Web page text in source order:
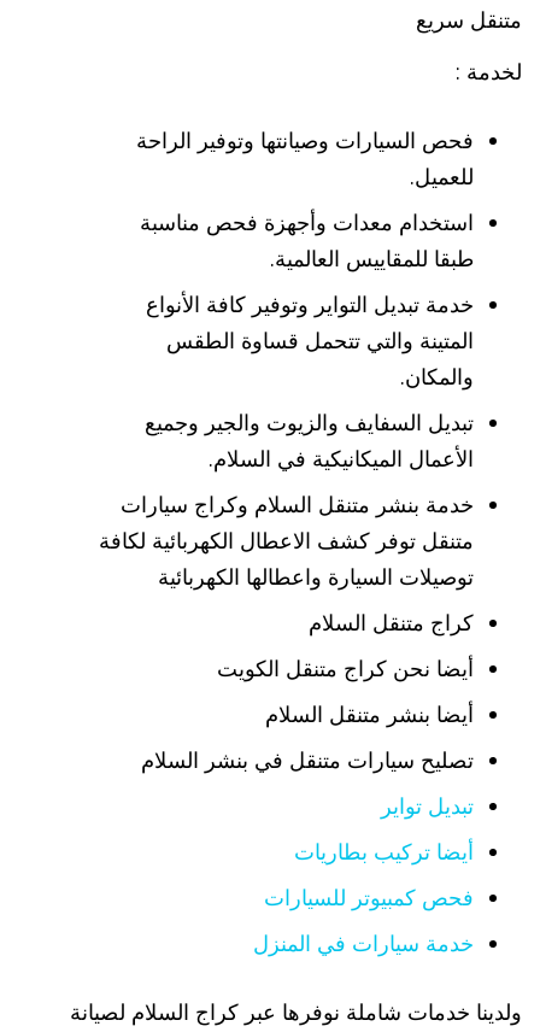
متنقل سريع
لخدمة :
فحص السيارات وصيانتها وتوفير الراحة
للعميل.
استخدام معدات وأجهزة فحص مناسبة
طبقا للمقاييس العالمية.
خدمة تبديل التواير وتوفير كافة الأنواع
المتينة والتي تتحمل قساوة الطقس
والمكان.
تبديل السفايف والزيوت والجير وجميع
الأعمال الميكانيكية في السلام.
خدمة بنشر متنقل السلام وكراج سيارات
متنقل توفر كشف الاعطال الكهربائية لكافة
توصيلات السيارة واعطالها الكهربائية
كراج متنقل السلام
أيضا نحن كراج متنقل الكويت
أيضا بنشر متنقل السلام
تصليح سيارات متنقل في بنشر السلام
تبديل تواير
أيضا تركيب بطاريات
فحص كمبيوتر للسيارات
خدمة سيارات في المنزل
ولدينا خدمات شاملة نوفرها عبر كراج السلام لصيانة